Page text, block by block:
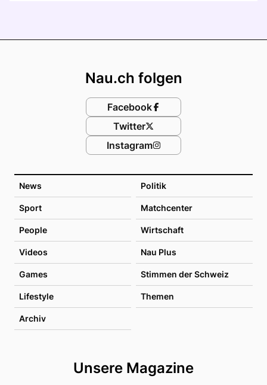
News Politik
Sport Matchcenter
People Wirtschaft
Videos Nau Plus
Games Stimmen der Schweiz
Lifestyle Themen
Archiv
Unsere Magazine
Nau.ch folgen
Facebook
Twitter
Instagram